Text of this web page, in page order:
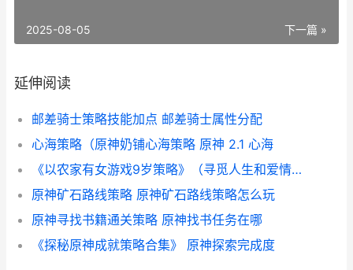
下一篇 »
2025-08-05
延伸阅读
邮差骑士策略技能加点 邮差骑士属性分配
心海策略（原神奶铺心海策略 原神 2.1 心海
《以农家有女游戏9岁策略》（寻觅人生和爱情的奇妙冒险 农家有女来种田
原神矿石路线策略 原神矿石路线策略怎么玩
原神寻找书籍通关策略 原神找书任务在哪
《探秘原神成就策略合集》 原神探索完成度